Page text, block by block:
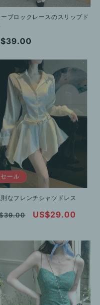
ーブロックレースのスリップド
セール
なフレンチシャツドレス
セ
ル
価
格
US$29.00